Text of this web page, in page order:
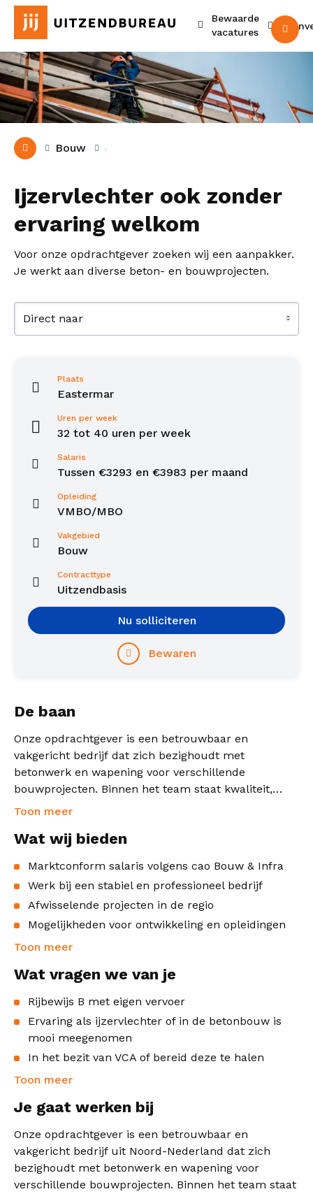
Bewaarde
vacatures
Bouw
Ijzervlechter ook zonder
ervaring welkom
Voor onze opdrachtgever zoeken wij een aanpakker.
Je werkt aan diverse beton- en bouwprojecten.
Direct naar
Plaats
Eastermar
Uren per week
32 tot 40 uren per week
Salaris
Tussen €3293 en €3983 per maand
Opleiding
VMBO/MBO
Vakgebied
Bouw
Contracttype
Uitzendbasis
Nu solliciteren
Bewaren
De baan
Onze opdrachtgever is een betrouwbaar en
vakgericht bedrijf dat zich bezighoudt met
betonwerk en wapening voor verschillende
bouwprojecten. Binnen het team staat kwaliteit,
vakmanschap en samenwerking centraal.
Toon meer
Wat wij bieden
Marktconform salaris volgens cao Bouw & Infra
Werk bij een stabiel en professioneel bedrijf
Afwisselende projecten in de regio
Mogelijkheden voor ontwikkeling en opleidingen
Toon meer
Wat vragen we van je
Rijbewijs B met eigen vervoer
Ervaring als ijzervlechter of in de betonbouw is
mooi meegenomen
In het bezit van VCA of bereid deze te halen
Toon meer
Je gaat werken bij
Onze opdrachtgever is een betrouwbaar en
vakgericht bedrijf uit Noord-Nederland dat zich
bezighoudt met betonwerk en wapening voor
verschillende bouwprojecten. Binnen het team staat